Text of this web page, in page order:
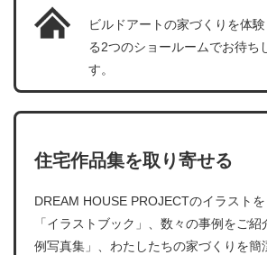
ビルドアートの家づくりを体
る2つのショールームでお待ち
す。
住宅作品集を取り寄せる
DREAM HOUSE PROJECTのイラスト
「イラストブック」、数々の事例をご紹
例写真集」、わたしたちの家づくりを簡